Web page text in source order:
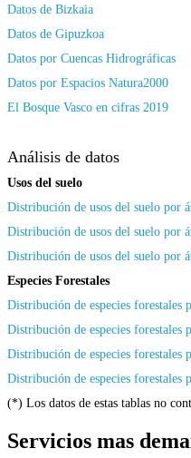
Datos de Bizkaia
Datos de Gipuzkoa
Datos por Cuencas Hidrográficas
Datos por Espacios Natura2000
El Bosque Vasco en cifras 2019
Análisis de datos
Usos del suelo
Distribución de usos del suelo por
Distribución de usos del suelo por
Distribución de usos del suelo por
Especies Forestales
Distribución de especies forestales
Distribución de especies
Distribución de especies
Distribución de especies forestales
(*) Los datos de estas tablas no
Servicios mas